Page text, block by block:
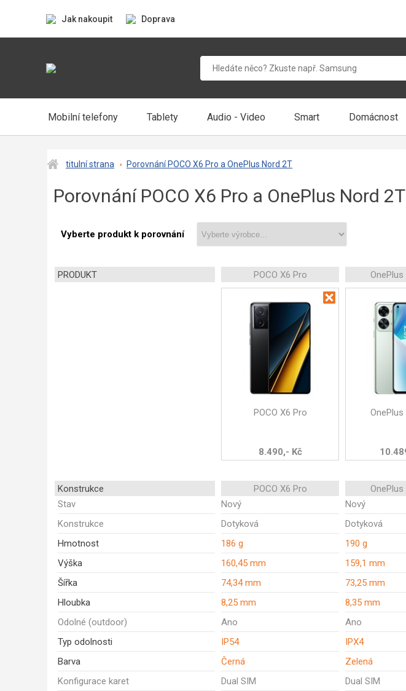
Jak nakoupit Doprava
Mobilní telefony Tablety Audio - Video Smart Domácnost
titulní strana Porovnání POCO X6 Pro a OnePlus Nord 2T
Porovnání POCO X6 Pro a OnePlus Nord 2T
Vyberte produkt k porovnání
PRODUKT POCO X6 Pro
POCO X6 Pro
8.490,- Kč
Konstrukce POCO X6 Pro
Stav
Nový
Nový
Konstrukce
Dotyková
Dotyková
Hmotnost
186 g
190 g
Výška
160,45 mm
159,1 mm
Šířka
74,34 mm
73,25 mm
Hloubka
8,25 mm
8,35 mm
Odolné (outdoor)
Ano
Ano
Typ odolnosti
IP54
IPX4
Barva
Černá
Zelená
Konfigurace karet
Dual SIM
Dual SIM